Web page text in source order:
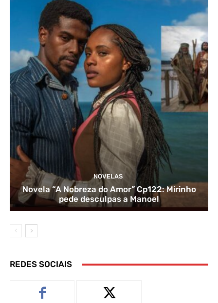
NOVELAS
Novela “A Nobreza do Amor” Cp122: Mirinho
pede desculpas a Manoel
REDES SOCIAIS